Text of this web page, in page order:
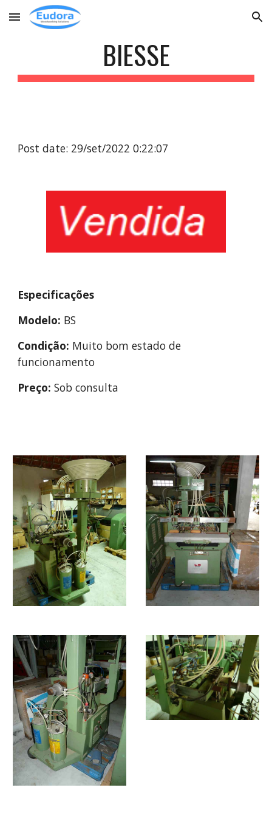
Skip to main content Skip to navigation
BIESSE
Post date: 29/set/2022 0:22:07
Especificações
Modelo: BS
Condição: Muito bom estado de
funcionamento
Preço: Sob consulta